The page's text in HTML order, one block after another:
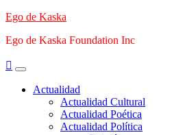
Saltar
contenido
Ego de Kaska
Ego de Kaska Foundation Inc
Menú
principal
Actualidad
Actualidad Cultural
Actualidad Poética
Actualidad Política